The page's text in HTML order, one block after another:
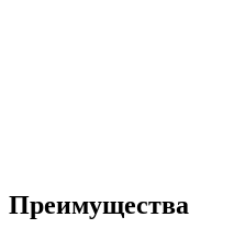
Преимущества